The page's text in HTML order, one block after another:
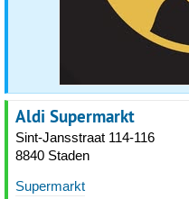
Aldi Supermarkt
Sint-Jansstraat 114-116
8840 Staden
Supermarkt